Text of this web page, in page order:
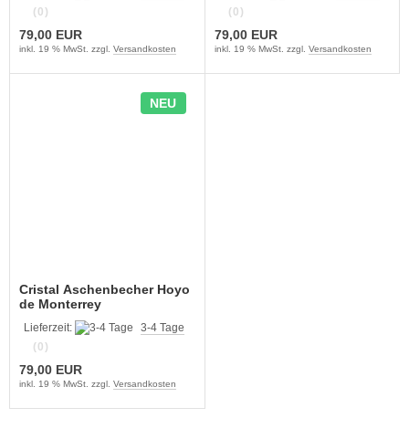
(0)
79,00 EUR
inkl. 19 % MwSt. zzgl. Versandkosten
(0)
79,00 EUR
inkl. 19 % MwSt. zzgl. Versandkosten
NEU
Cristal Aschenbecher Hoyo
de Monterrey
Lieferzeit:
3-4 Tage
(0)
79,00 EUR
inkl. 19 % MwSt. zzgl. Versandkosten